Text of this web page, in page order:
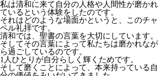
私は清和に来て自分の人格や人間性が磨かれ
ているという体験をしたのです。
それはどのような場面かというと、このチャ
ペル礼拝です。
清和では、聖書の言葉を大切にしています。
そしてその言葉によって私たちは磨かれなが
ら過ごしているのです。
1人ひとりが自分らしく輝くためです。
そして磨くことによって、本来持っている自